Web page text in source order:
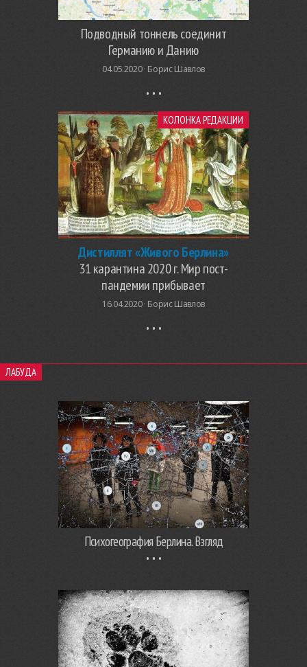
Подводный тоннель соединит
Германию и Данию
04.05.2020 · Борис Шавлов
КОЛОНКА РЕДАКЦИИ
Дистиллят «Живого Берлина»
31 карантина 2020 г. Мир пост-
пандемии прибывает
16.04.2020 · Борис Шавлов
ЛАБУДА
Психогеография Берлина. Взгляд